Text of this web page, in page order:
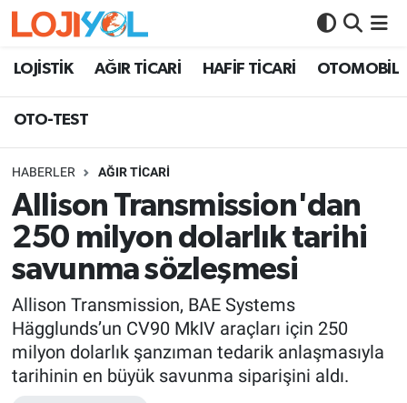
LOJİSTİK AĞIR TİCARİ HAFİF TİCARİ OTOMOBİL
OTO-TEST
HABERLER AĞIR TİCARİ
Allison Transmission'dan
250 milyon dolarlık tarihi
savunma sözleşmesi
Allison Transmission, BAE Systems
Hägglunds’un CV90 MkIV araçları için 250
milyon dolarlık şanzıman tedarik anlaşmasıyla
tarihinin en büyük savunma siparişini aldı.
OTO-TEST